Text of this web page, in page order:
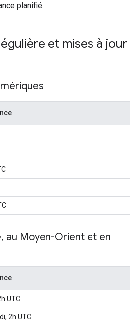
planifié.
et mises à jour
, au Moyen-Orient et en
UTC
2h UTC